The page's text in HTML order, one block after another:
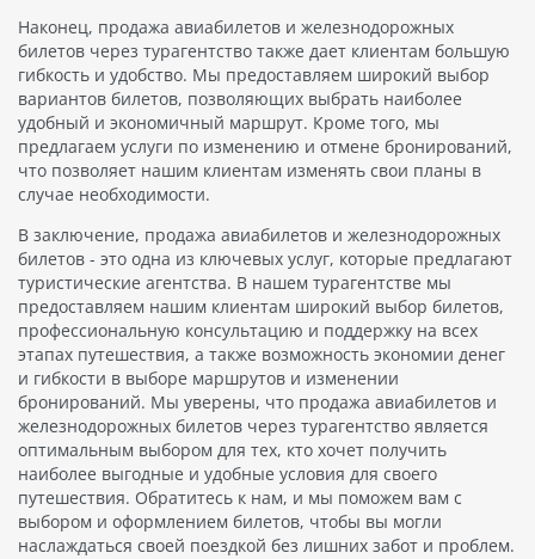
Наконец, продажа авиабилетов и железнодорожных
билетов через турагентство также дает клиентам большую
гибкость и удобство. Мы предоставляем широкий выбор
вариантов билетов, позволяющих выбрать наиболее
удобный и экономичный маршрут. Кроме того, мы
предлагаем услуги по изменению и отмене бронирований,
что позволяет нашим клиентам изменять свои планы в
случае необходимости.
В заключение, продажа авиабилетов и железнодорожных
билетов - это одна из ключевых услуг, которые предлагают
туристические агентства. В нашем турагентстве мы
предоставляем нашим клиентам широкий выбор билетов,
профессиональную консультацию и поддержку на всех
этапах путешествия, а также возможность экономии денег
и гибкости в выборе маршрутов и изменении
бронирований. Мы уверены, что продажа авиабилетов и
железнодорожных билетов через турагентство является
оптимальным выбором для тех, кто хочет получить
наиболее выгодные и удобные условия для своего
путешествия. Обратитесь к нам, и мы поможем вам с
выбором и оформлением билетов, чтобы вы могли
наслаждаться своей поездкой без лишних забот и проблем.